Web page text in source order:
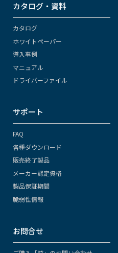
カタログ・資料
カタログ
ホワイトペーパー
導入事例
マニュアル
ドライバーファイル
サポート
FAQ
各種ダウンロード
販売終了製品
メーカー認定資格
製品保証期間
脆弱性情報
お問合せ